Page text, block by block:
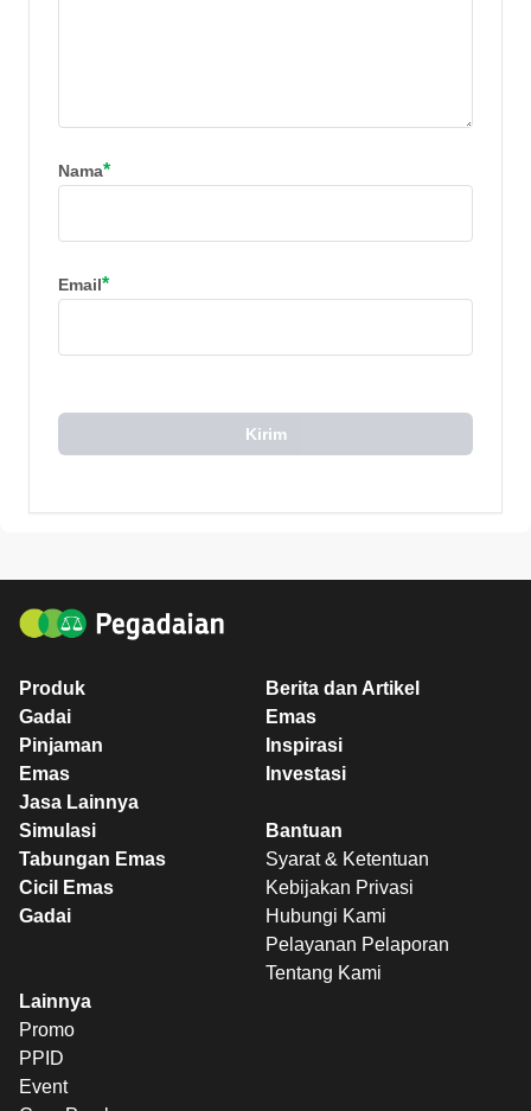
Nama*
Email*
Kirim
Produk
Gadai
Pinjaman
Emas
Jasa Lainnya
Berita dan Artikel
Emas
Inspirasi
Investasi
Simulasi
Tabungan Emas
Cicil Emas
Gadai
Bantuan
Syarat & Ketentuan
Kebijakan Privasi
Hubungi Kami
Pelayanan Pelaporan
Tentang Kami
Lainnya
Promo
PPID
Event